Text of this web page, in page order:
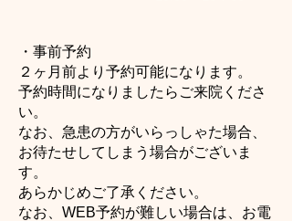
・事前予約
２ヶ月前より予約可能になります。
予約時間になりましたらご来院くださ
い。
なお、急患の方がいらっしゃた場合、
お待たせしてしまう場合がございま
す。
あらかじめご了承ください。
なお、WEB予約が難しい場合は、お電